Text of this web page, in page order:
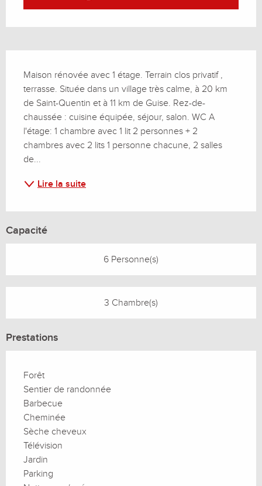
Maison rénovée avec 1 étage. Terrain clos privatif ,
terrasse. Située dans un village très calme, à 20 km
de Saint-Quentin et à 11 km de Guise. Rez-de-
chaussée : cuisine équipée, séjour, salon. WC A
l'étage: 1 chambre avec 1 lit 2 personnes + 2
chambres avec 2 lits 1 personne chacune, 2 salles
de...
Lire la suite
Capacité
6 Personne(s)
3 Chambre(s)
Prestations
Forêt
Sentier de randonnée
Barbecue
Cheminée
Sèche cheveux
Télévision
Jardin
Parking